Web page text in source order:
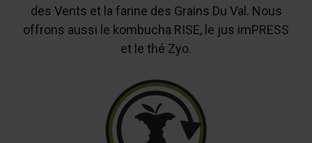
des Vents et la farine des Grains Du Val. Nous
offrons aussi le kombucha RISE, le jus imPRESS
et le thé Zyo.